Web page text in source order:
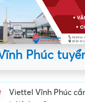
Phúc
Viettel Vĩnh Phúc